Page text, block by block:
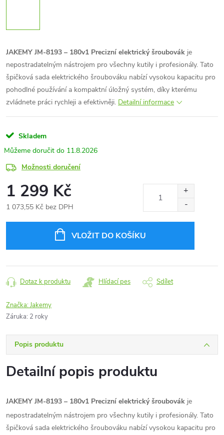
JAKEMY JM-8193 – 180v1 Precizní elektrický šroubovák je
nepostradatelným nástrojem pro všechny kutily i profesionály. Tato
špičková sada elektrického šroubováku nabízí vysokou kapacitu pro
pohodlné používání a kompaktní úložný systém, díky kterému
zvládnete práci rychleji a efektivněji. Detailní informace
Skladem
11.8.2026
Možnosti doručení
1 299 Kč
1 073,55 Kč bez DPH
VLOŽIT DO KOŠÍKU
Dotaz k produktu Hlídací pes Sdílet
Značka:Jakemy
Záruka: 2 roky
Popis produktu
Detailní popis produktu
JAKEMY JM-8193 – 180v1 Precizní elektrický šroubovák je
nepostradatelným nástrojem pro všechny kutily i profesionály. Tato
špičková sada elektrického šroubováku nabízí vysokou kapacitu pro